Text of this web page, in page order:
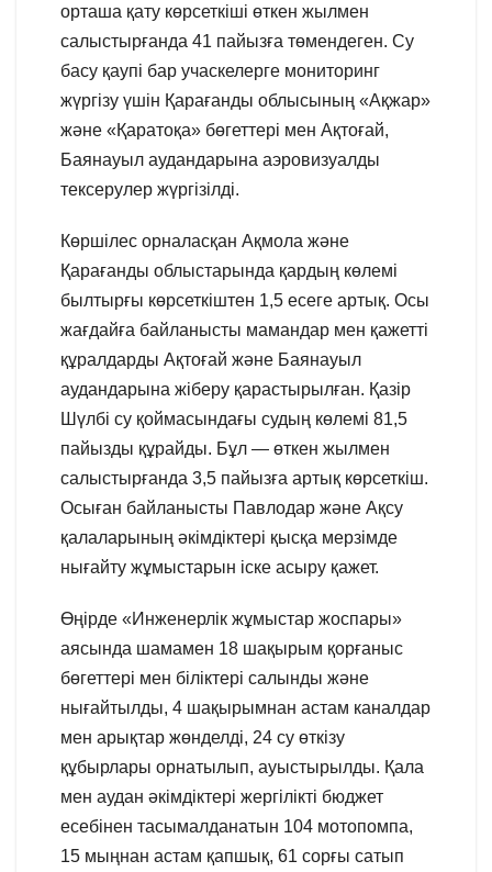
орташа қату көрсеткіші өткен жылмен
салыстырғанда 41 пайызға төмендеген. Су
басу қаупі бар учаскелерге мониторинг
жүргізу үшін Қарағанды облысының «Ақжар»
және «Қаратоқа» бөгеттері мен Ақтоғай,
Баянауыл аудандарына аэровизуалды
тексерулер жүргізілді.
Көршілес орналасқан Ақмола және
Қарағанды облыстарында қардың көлемі
былтырғы көрсеткіштен 1,5 есеге артық. Осы
жағдайға байланысты мамандар мен қажетті
құралдарды Ақтоғай және Баянауыл
аудандарына жіберу қарастырылған. Қазір
Шүлбі су қоймасындағы судың көлемі 81,5
пайызды құрайды. Бұл — өткен жылмен
салыстырғанда 3,5 пайызға артық көрсеткіш.
Осыған байланысты Павлодар және Ақсу
қалаларының әкімдіктері қысқа мерзімде
нығайту жұмыстарын іске асыру қажет.
Өңірде «Инженерлік жұмыстар жоспары»
аясында шамамен 18 шақырым қорғаныс
бөгеттері мен біліктері салынды және
нығайтылды, 4 шақырымнан астам каналдар
мен арықтар жөнделді, 24 су өткізу
құбырлары орнатылып, ауыстырылды. Қала
мен аудан әкімдіктері жергілікті бюджет
есебінен тасымалданатын 104 мотопомпа,
15 мыңнан астам қапшық, 61 сорғы сатып